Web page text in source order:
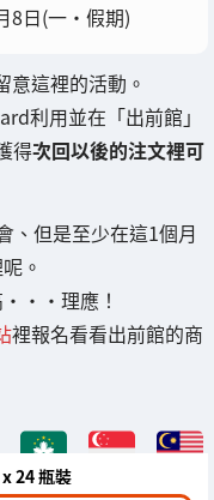
8日(一・假期)
意這裡的活動。
利用並在「出前館」
得次回以後的注文裡可
、但是至少在這1個月
。
・・理應！
裡報名看看出前館的商
24 瓶裝